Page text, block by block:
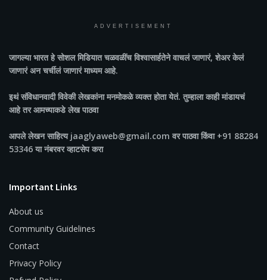
ADVERTISEMENT
जागल्या भारतहे सोशल मिडियात चळवळींच विश्वासार्हतेने वाचलं जाणारं, शेअर केलं
जाणारं अन चर्चीलं जाणारं माध्यम आहे.
इथं संविधानवादी विवेकी लेखकांना मनमोकळे व्यक्त होता येतं. तुम्हाला काही मांडायचं
आहे तर आमच्याकडे लेख पाठवा
आपले लेखन साहित्य jaaglyaweb@gmail.com वर पाठवा किंवा +91 88284
53346 या नंबरवर व्हाटसेप करा
Important Links
About us
Community Guidelines
Contact
Privacy Policy